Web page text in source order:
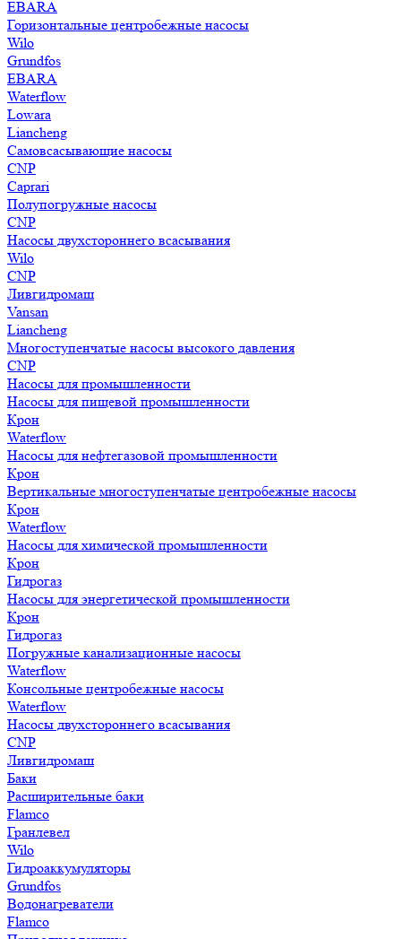
EBARA
Горизонтальные центробежные насосы
Wilo
Grundfos
EBARA
Waterflow
Lowara
Liancheng
Самовсасывающие насосы
CNP
Caprari
Полупогружные насосы
CNP
Насосы двухстороннего всасывания
Wilo
CNP
Ливгидромаш
Vansan
Liancheng
Многоступенчатые насосы высокого давления
CNP
Насосы для промышленности
Насосы для пищевой промышленности
Крон
Waterflow
Насосы для нефтегазовой промышленности
Крон
Вертикальные многоступенчатые центробежные насосы
Крон
Waterflow
Насосы для химической промышленности
Крон
Гидрогаз
Насосы для энергетической промышленности
Крон
Гидрогаз
Погружные канализационные насосы
Waterflow
Консольные центробежные насосы
Waterflow
Насосы двухстороннего всасывания
CNP
Ливгидромаш
Баки
Расширительные баки
Flamco
Гранлевел
Wilo
Гидроаккумуляторы
Grundfos
Водонагреватели
Flamco